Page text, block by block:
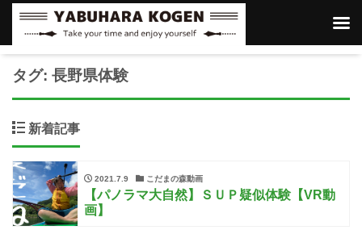
タグ: 長野県体験
新着記事
2021.7.9 こだまの森動画
【パノラマ大自然】ＳＵＰ疑似体験【VR動
画】